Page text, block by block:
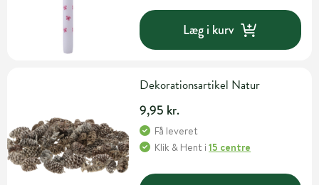
Læg i kurv
Dekorationsartikel Natur
9,95 kr.
Få leveret
Klik & Hent i15 centre